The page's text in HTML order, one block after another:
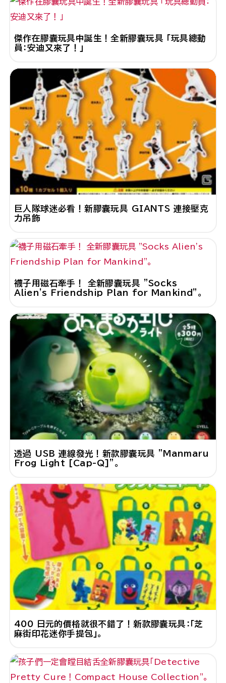
傑作在膠囊玩具中誕生！全新膠囊玩具 「玩具總動
員：安迪又來了！」
巨人隊球迷必看！新膠囊玩具 GIANTS 連接壓克
力吊飾
襪子用磁石牽手！ 全新膠囊玩具 "Socks
Alien's Friendship Plan for Mankind"。
透過 USB 連線發光！新款膠囊玩具 "Manmaru
Frog Light [Cap-Q]"。
400 日元的價格就很不錯了！新款膠囊玩具：「芝
麻街印花迷你手提包」。